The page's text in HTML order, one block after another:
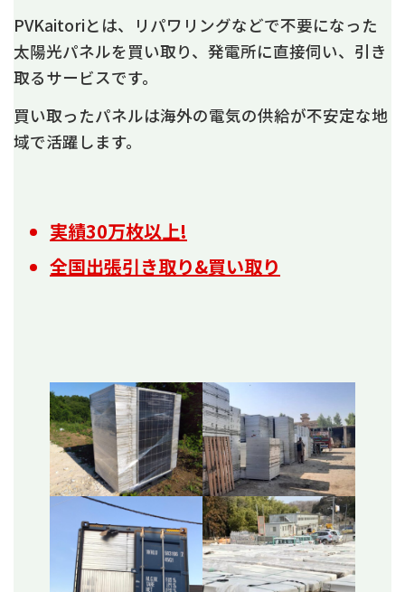
PVKaitoriとは、リパワリングなどで不要になった
太陽光パネルを買い取り、発電所に直接伺い、引き
取るサービスです。
買い取ったパネルは海外の電気の供給が不安定な地
域で活躍します。
実績30万枚以上!
全国出張引き取り&買い取り